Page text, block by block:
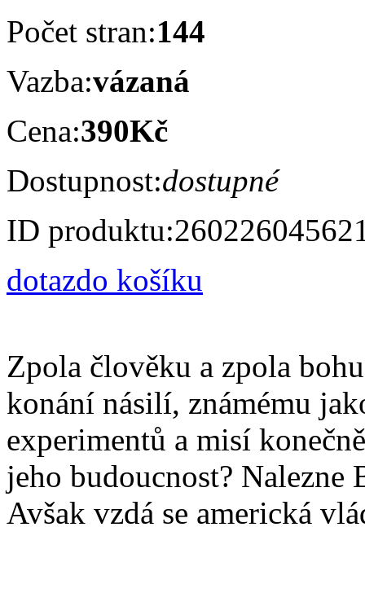
Počet stran:144
Vazba:vázaná
Cena:390Kč
Dostupnost:dostupné
ID produktu:
dotazdo košíku
Zpola člověku a zpola
konání násilí, známému
experimentů a misí
jeho budoucnost? Nalezne
Avšak vzdá se americká